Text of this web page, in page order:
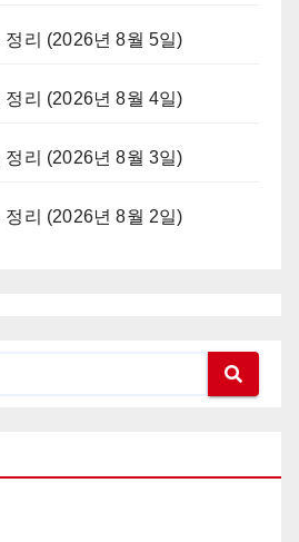
정리 (2026년 8월 5일)
정리 (2026년 8월 4일)
정리 (2026년 8월 3일)
정리 (2026년 8월 2일)